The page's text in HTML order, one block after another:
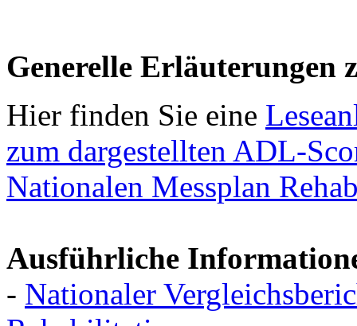
Generelle Erläuterungen
Hier finden Sie eine
zum dargestellten ADL-
Nationalen Messplan
Ausführliche
- Nationaler